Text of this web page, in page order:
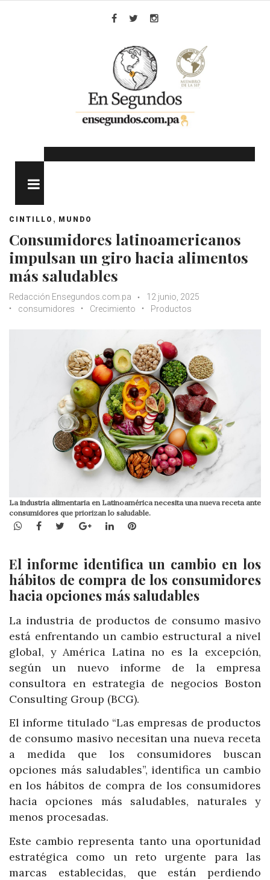
CINTILLO , MUNDO
Consumidores latinoamericanos
impulsan un giro hacia alimentos
más saludables
Redacción Ensegundos.com.pa
12 junio, 2025
consumidores
Crecimiento Productos
La industria alimentaria en Latinoamérica necesita una nueva receta ante
consumidores que priorizan lo saludable.
WhatsApp
Facebook
TwitterGoogle+LinkedInPinterest
El informe identifica un cambio en los
hábitos de compra de los consumidores
hacia opciones más saludables
La industria de productos de consumo masivo
está enfrentando un cambio estructural a nivel
global, y América Latina no es la excepción,
según un nuevo informe de la empresa
consultora en estrategia de negocios Boston
Consulting Group (BCG).
El informe titulado “Las empresas de productos
de consumo masivo necesitan una nueva receta
a medida que los consumidores buscan
opciones más saludables”, identifica un cambio
en los hábitos de compra de los consumidores
hacia opciones más saludables, naturales y
menos procesadas.
Este cambio representa tanto una oportunidad
estratégica como un reto urgente para las
marcas establecidas, que están perdiendo